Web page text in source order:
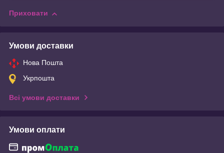
Приховати
Умови доставки
Нова Пошта
Укрпошта
Всі умови доставки
Умови оплати